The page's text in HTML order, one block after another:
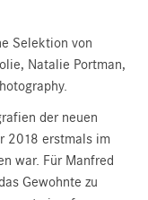
Selektion von
Natalie Portman,
der neuen
2018 erstmals im
war. Für Manfred
Gewohnte zu